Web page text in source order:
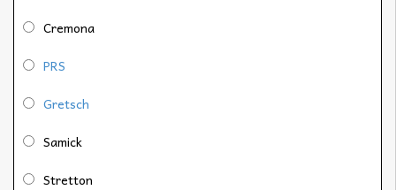
Cremona
PRS
Gretsch
Samick
Stretton